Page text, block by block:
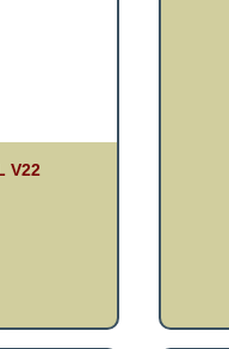
V22